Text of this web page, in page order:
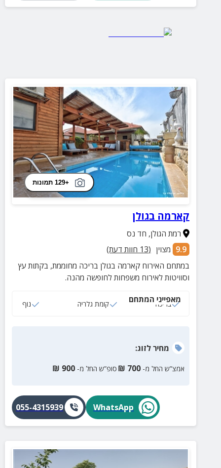
+129 תמונות
קארמה בגולן
רמת הגולן, חד נס
9.9 מצוין (
13 חוות דעת)
במתחם האירוח קארמה בגולן בריכה מחוממת, בקתות עץ
וסוויטות לאירוח משפחות לחופשה מהנה.
מאפייני המתחם
בריכה קומת גלריה נוף
מחירלזוג:
אמצ”ש החל מ- 700
₪ סופ”ש החל מ- 900
₪
WhatsApp
055-4315939